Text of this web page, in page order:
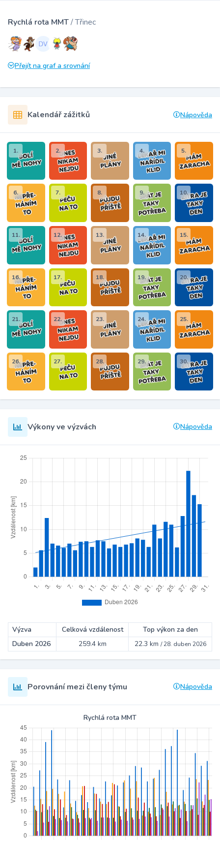
Rychlá rota MMT/ Třinec
Přejít na graf a srovnání
Kalendář zážitků Nápověda
1. 2. 3. 4. 5.
6. 7. 8. 9. 10.
11. 12. 13. 14. 15.
16. 17. 18. 19. 20.
21. 22. 23. 24. 25.
26. 27. 28. 29. 30.
Výkony ve výzvách Nápověda
Výzva Celková vzdálenost
Top výkon za den
Duben 2026
259.4 km 22.3 km /28. duben 2026
Porovnání mezi členy týmu Nápověda
Rychlá rota MMT